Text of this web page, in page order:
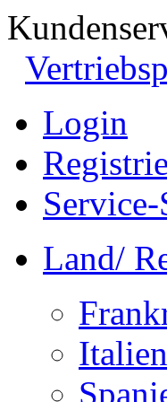
Login
Service-
Land/
Italien